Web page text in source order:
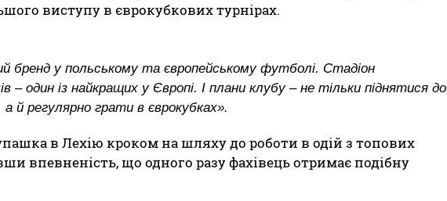
виступу в єврокубкових турнірах.
бренд у польському та європейському футболі. Стадіон
– один із найкращих у Європі. І плани клубу – не тільки піднятися до
а й регулярно грати в єврокубках».
в Лехію кроком на шляху до роботи в одій з топових
впевненість, що одного разу фахівець отримає подібну